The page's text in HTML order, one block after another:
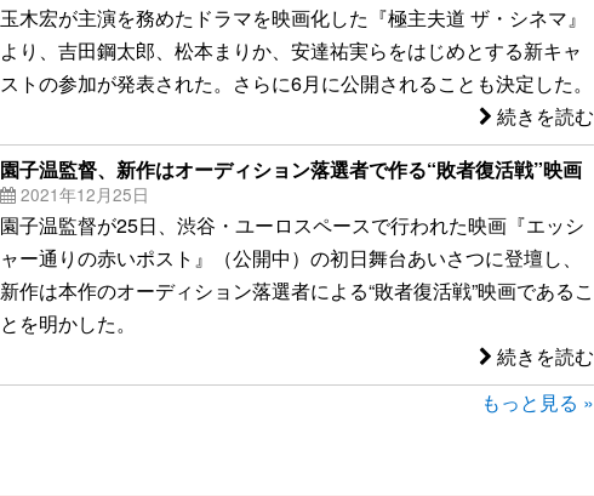
玉木宏が主演を務めたドラマを映画化した『極主夫道 ザ・シネマ』
より、吉田鋼太郎、松本まりか、安達祐実らをはじめとする新キャ
ストの参加が発表された。さらに6月に公開されることも決定した。
続きを読む
園子温監督、新作はオーディション落選者で作る“敗者復活戦”映画
2021年12月25日
園子温監督が25日、渋谷・ユーロスペースで行われた映画『エッシ
ャー通りの赤いポスト』（公開中）の初日舞台あいさつに登壇し、
新作は本作のオーディション落選者による“敗者復活戦”映画であるこ
とを明かした。
続きを読む
もっと見る »